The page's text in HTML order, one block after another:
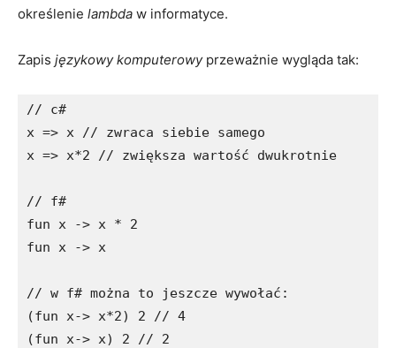
określenie lambda w informatyce.
Zapis językowy komputerowyprzeważnie wygląda tak:
// c#
x => x // zwraca siebie samego
x => x*2 // zwiększa wartość dwukrotnie
// f#
fun x -> x * 2
fun x -> x
// w f# można to jeszcze wywołać:
(fun x-> x*2) 2 // 4
(fun x-> x) 2 // 2